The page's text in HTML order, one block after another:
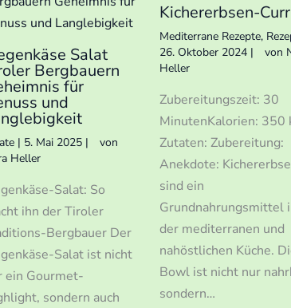
Salat
Bergbauern
für
und
| 5. Mai 2025 |
von
Heller
Salat: So
ihn der Tiroler
Bergbauer Der
Salat ist nicht
ein Gourmet-
sondern auch
Kichererbsen-
Mediterrane Rezepte,
26. Oktober 2024 | von
Heller
Zubereitungszeit: 30
MinutenKalorien: 350
Zutaten: Zubereitung:
Anekdote:
sind ein
Grundnahrungsmittel
der mediterranen und
nahöstlichen Küche.
Bowl ist nicht nur
sondern…